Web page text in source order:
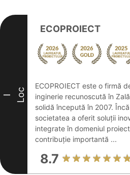
I Loc
ECOPROIECT
ECOPROIECT este o firmă
inginerie recunoscută în
solidă începută în 2007.
societatea a oferit soluții
integrate în domeniul
contribuție importantă ...
8.7